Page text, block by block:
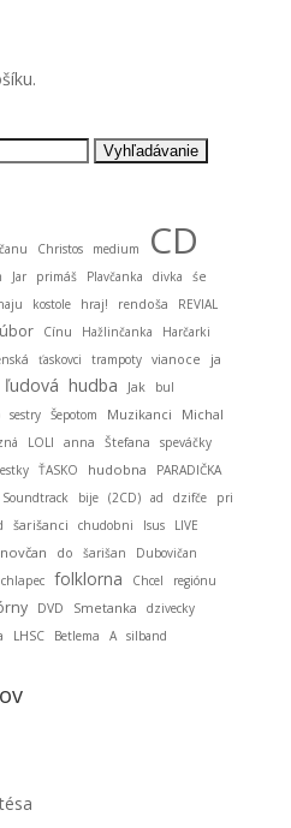
Christos medium CD
Jar primáš Plavčanka divka śe
kostole hraj! rendoša
REVIAL
Cínu Hažlinčanka
Harčarki
ťaskovci trampoty vianoce ja
ľudová hudba Jak
bul
sestry Šepotom Muzikanci Michal
LOLI anna Štefana
speváčky
ŤASKO hudobna
PARADIČKA
Soundtrack bije (2CD) ad dzifče
pri
šarišanci chudobni Isus
LIVE
do šarišan
Dubovičan
chlapec folklorna Chcel regiónu
DVD Smetanka
dzivecky
LHSC Betlema A silband